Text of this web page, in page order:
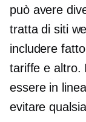
può avere
tratta di siti
includere
tariffe e altro.
essere in
evitare